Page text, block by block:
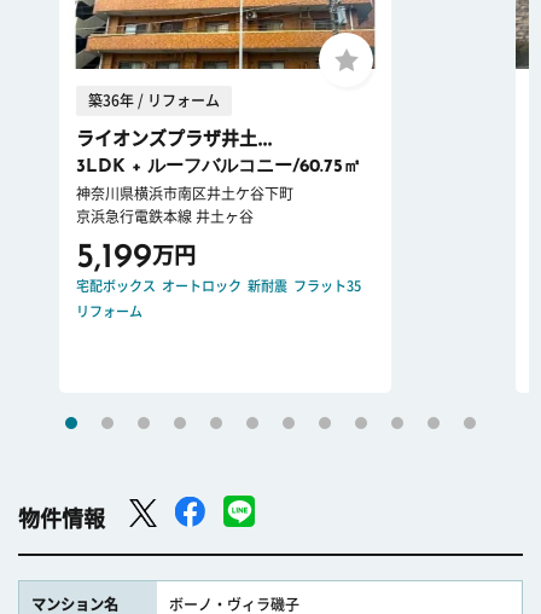
築36年 / リフォーム
ライオンズプラザ井土...
3LDK + ルーフバルコニー/60.75㎡
神奈川県横浜市南区井土ケ谷下町
京浜急行電鉄本線 井土ヶ谷
5,199万円
宅配ボックス オートロック 新耐震 フラット35
リフォーム
物件情報
マンション名 ボーノ・ヴィラ磯子